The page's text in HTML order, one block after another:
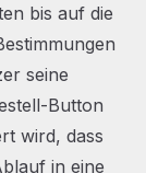
bis auf die
seine
Button
wird, dass
in eine